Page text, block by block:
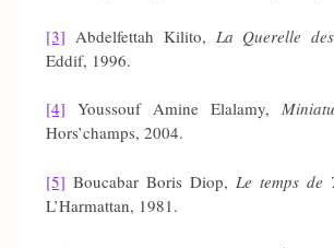
[3] Abdelfettah Kilito, La Querelle
Eddif, 1996.
[4] Youssouf Amine Elalamy,
Hors’champs, 2004.
[5] Boucabar Boris Diop, Le temps de
L’Harmattan, 1981.